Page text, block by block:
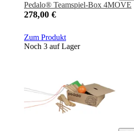
Pedalo® Teamspiel-Box 4MOVE
278,00 €
Zum Produkt
Noch 3 auf Lager